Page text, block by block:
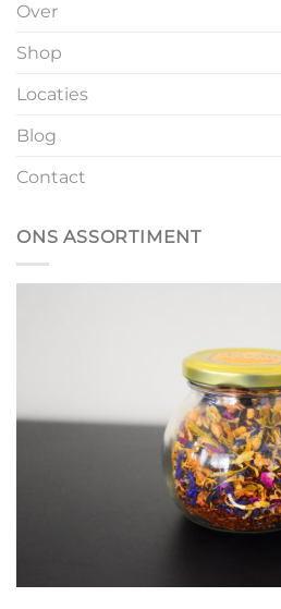
Over
Shop
Locaties
Blog
Contact
ONS ASSORTIMENT